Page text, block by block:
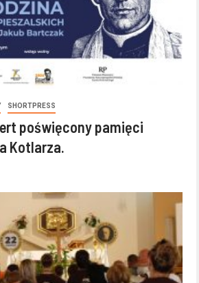
SHORTPRESS
poświęcony pamięci
Kotlarza.